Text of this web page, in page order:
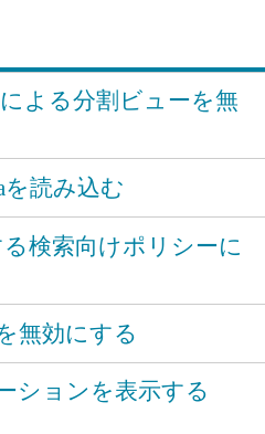
よる分割ビューを無
を読み込む
る検索向けポリシーに
無効にする
ションを表示する